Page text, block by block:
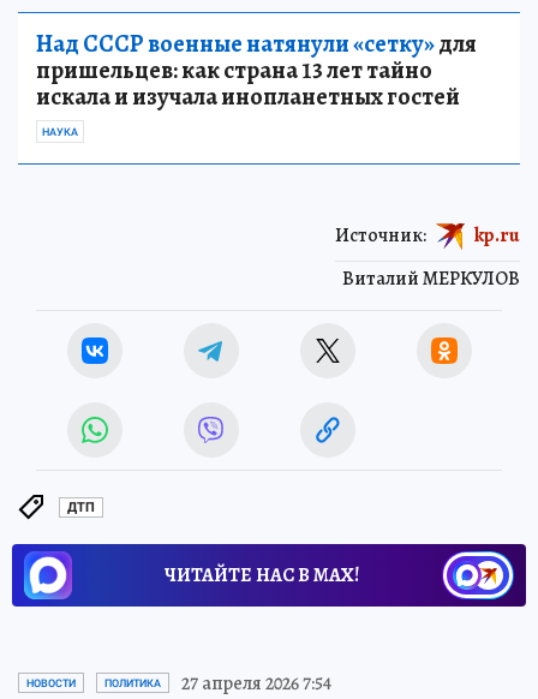
Над СССР военные натянули «сетку»для
пришельцев: как страна 13 лет тайно
искала и изучала инопланетных гостей
НАУКА
Виталий МЕРКУЛОВ
Источник: kp.ru
ДТП
ЧИТАЙТЕ НАС В МАХ!
НОВОСТИ ПОЛИТИКА 27 апреля 2026 7:54